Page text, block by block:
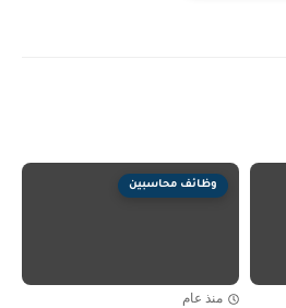
وظائف محاسبين
منذ عام